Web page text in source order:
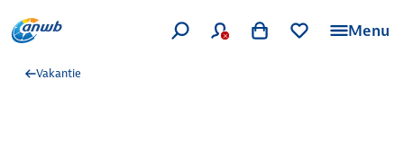
Menu
Vakantie